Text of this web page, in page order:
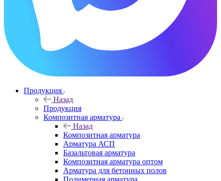
Продукция
Назад
Продукция
Композитная арматура
Назад
Композитная арматура
Арматура АСП
Базальтовая арматура
Композитная арматура оптом
Арматура для бетонных полов
Полимерная арматура